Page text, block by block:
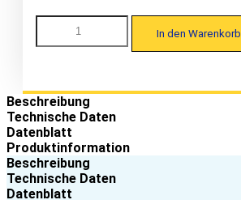
45/333
für
Trapezprofile
lackiert,
EPDM-
Alu,
RAL
7016,
100
In den Warenkorb
Beschreibung
Technische Daten
Datenblatt
Produktinformation
Beschreibung
Technische Daten
Datenblatt